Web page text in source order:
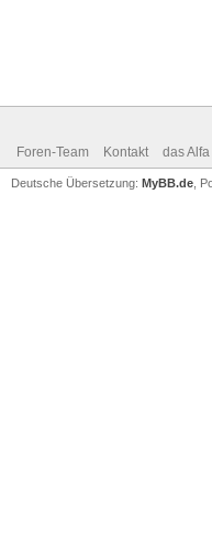
Foren-Team Kontakt das
Deutsche Übersetzung: MyBB.de ,